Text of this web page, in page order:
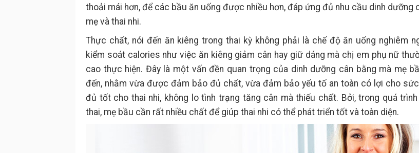
thoải mái hơn, để các bầu ăn uống được nhiều hơn, đáp ứng đủ nhu cầu dinh dưỡng
mẹ và thai nhi.
Thực chất, nói đến ăn kiêng trong thai kỳ không phải là chế độ ăn uống nghiêm
kiểm soát calories như việc ăn kiêng giảm cân hay giữ dáng mà chị em phụ nữ
cao thực hiện. Đây là một vấn đền quan trọng của dinh dưỡng cân bằng mà mẹ
đến, nhằm vừa được đảm bảo đủ chất, vừa đảm bảo yếu tố an toàn có lợi cho
đủ tốt cho thai nhi, không lo tình trạng tăng cân mà thiếu chất. Bởi, trong quá trình
thai, mẹ bầu cần rất nhiều chất để giúp thai nhi có thể phát triển tốt và toàn diện.